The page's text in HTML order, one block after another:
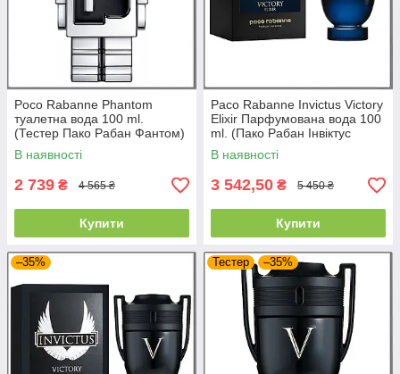
Poco Rabanne Phantom
туалетна вода 100 ml.
(Тестер Пако Рабан Фантом)
В наявності
2 739 ₴ 4 565 ₴
Купити
Paco Rabanne Invictus Victory
Elixir Парфумована вода 100
ml. (Пако Рабан Інвіктус
Вікторі Еліксир)
В наявності
3 542,50 ₴ 5 450 ₴
Купити
–35% Тестер –35%